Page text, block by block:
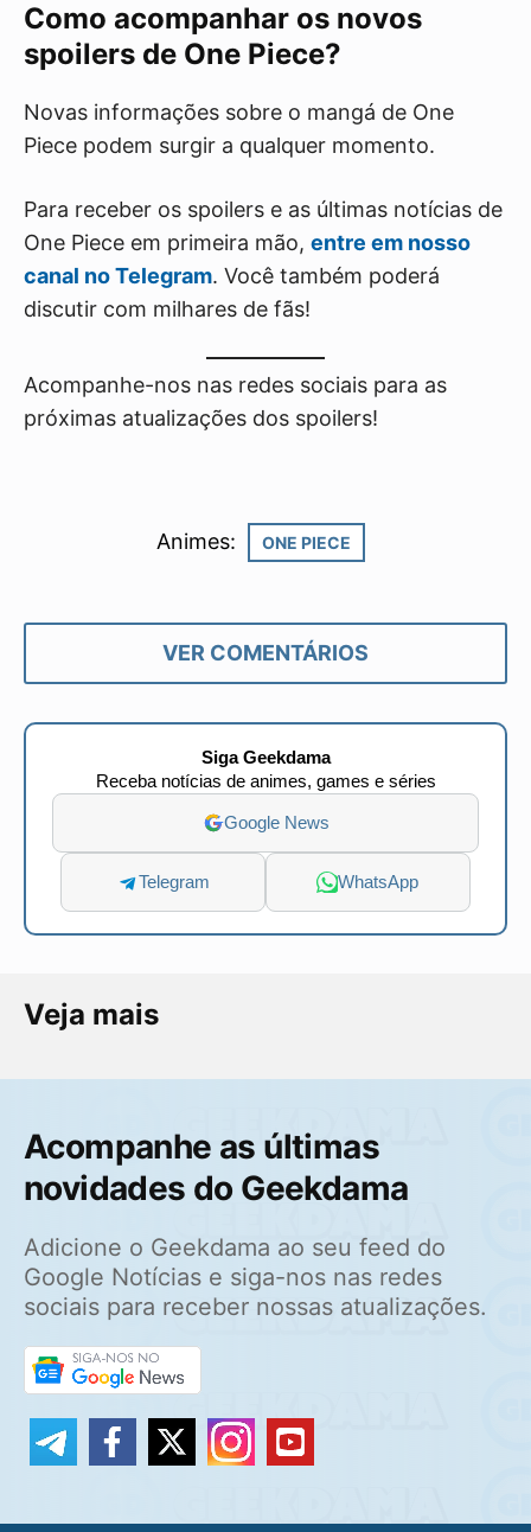
Como acompanhar os novos
spoilers de One Piece?
Novas informações sobre o mangá de One
Piece podem surgir a qualquer momento.
Para receber os spoilers e as últimas notícias de
One Piece em primeira mão, entre em nosso
canal no Telegram. Você também poderá
discutir com milhares de fãs!
Acompanhe-nos nas redes sociais para as
próximas atualizações dos spoilers!
Animes: ONE PIECE
VER COMENTÁRIOS
Siga Geekdama
Receba notícias de animes, games e séries
Google News
Telegram WhatsApp
Veja mais
Acompanhe as últimas
novidades do Geekdama
Adicione o Geekdama ao seu feed do
Google Notícias e siga-nos nas redes
sociais para receber nossas atualizações.